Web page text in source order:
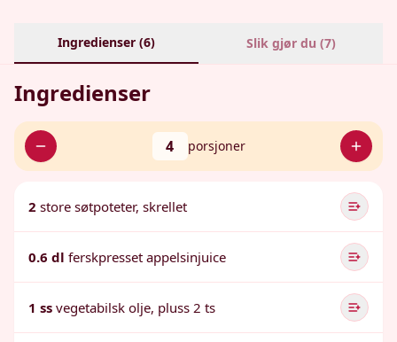
Ingredienser (6) Slik gjør du (7)
Ingredienser
4 porsjoner
2 store søtpoteter, skrellet
0.6 dl ferskpresset appelsinjuice
1 ss vegetabilsk olje, pluss 2 ts